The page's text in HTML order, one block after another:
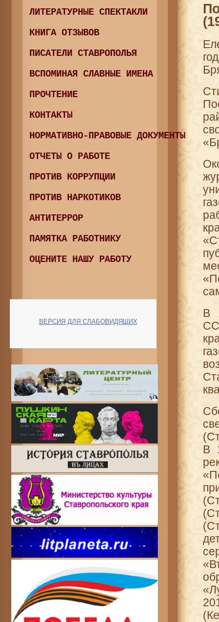
ЛИТЕРАТУРНЫЕ СПЕКТАКЛИ
КНИГА ОТЗЫВОВ
ПИСАТЕЛИ СТАВРОПОЛЬЯ
ВСПОМИНАЯ СЛАВНЫЕ ИМЕНА
ПРОЧТЕНИЕ
КОНТАКТЫ
НОРМАТИВНО-ПРАВОВЫЕ ДОКУМЕНТЫ
ОТЧЕТЫ О РАБОТЕ
ПРОТИВ КОРРУПЦИИ
ПРОТИВ НАРКОТИКОВ
АНТИТЕРРОР
ПАМЯТКА РАБОТНИКУ
ОЦЕНИТЕ НАШУ РАБОТУ
ВЕРСИЯ ДЛЯ СЛАБОВИДЯЩИХ
В
В